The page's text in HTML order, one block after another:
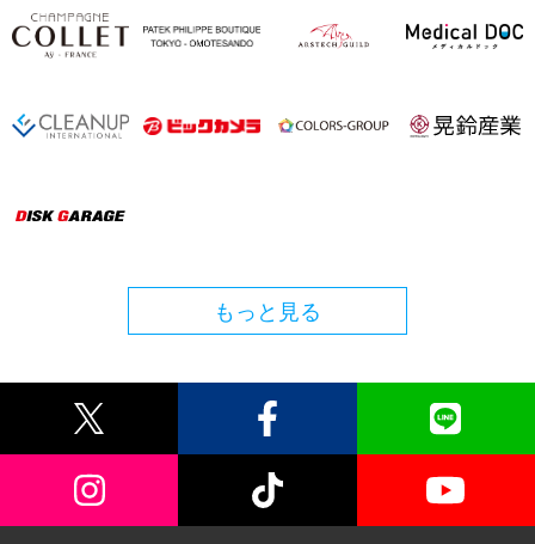
もっと見る